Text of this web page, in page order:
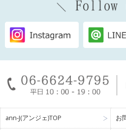
ann-J(アンジェ)TOP お